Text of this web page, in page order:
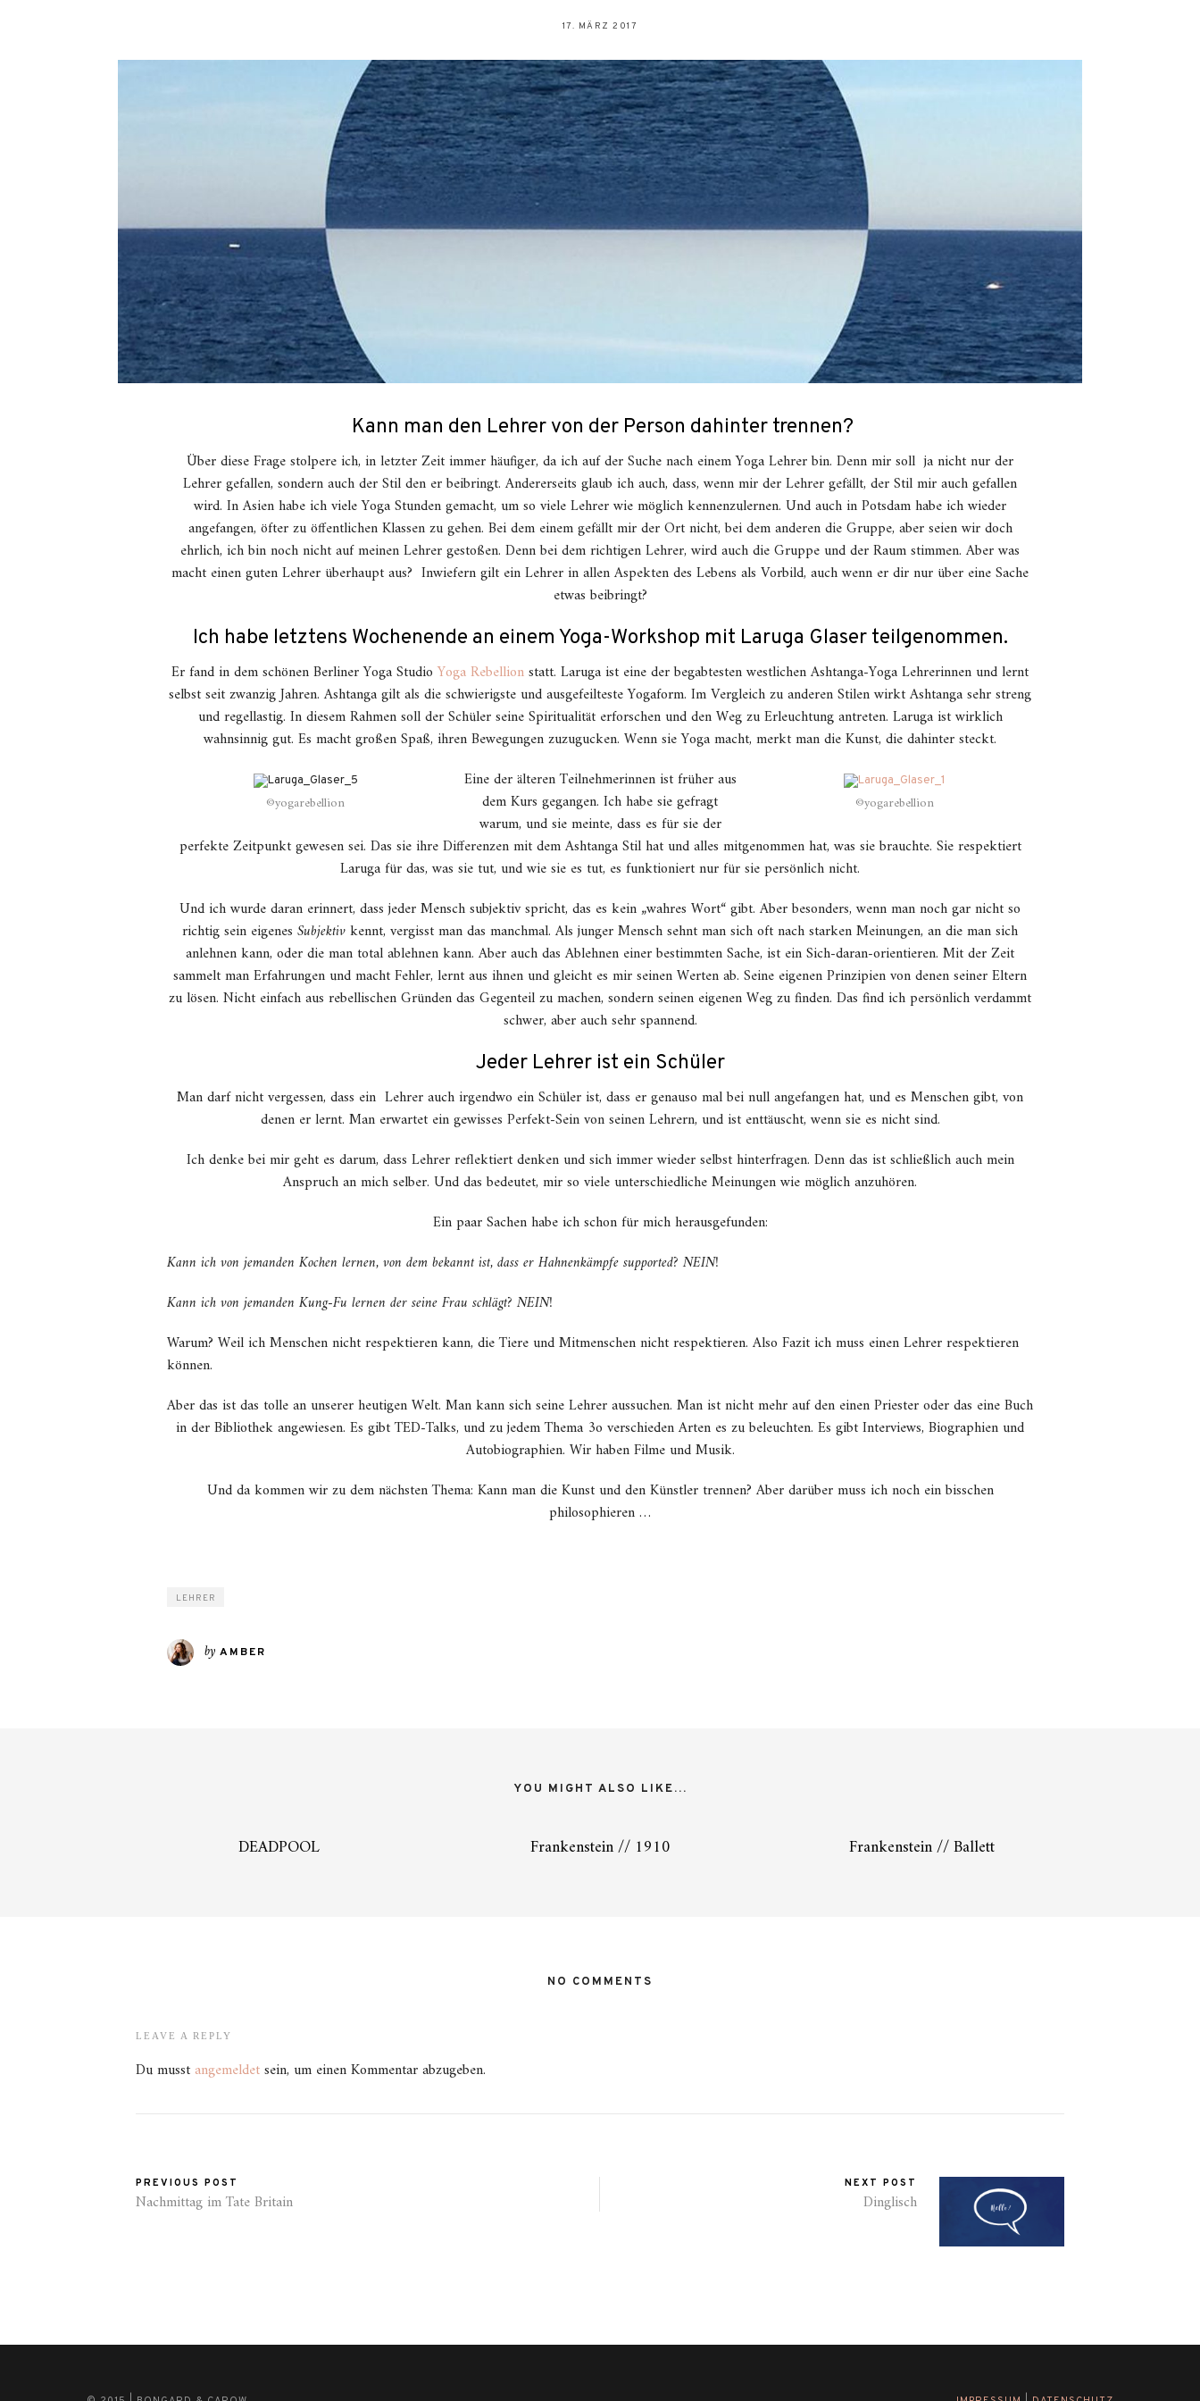
17. MÄRZ 2017
Kann man den Lehrer von der Person dahinter trennen?
Über diese Frage stolpere ich, in letzter Zeit immer häufiger, da ich auf der Suche nach einem Yoga Lehrer bin. Denn mir soll ja nicht nur der
Lehrer gefallen, sondern auch der Stil den er beibringt. Andererseits glaub ich auch, dass, wenn mir der Lehrer gefällt, der Stil mir auch gefallen
wird. In Asien habe ich viele Yoga Stunden gemacht, um so viele Lehrer wie möglich kennenzulernen. Und auch in Potsdam habe ich wieder
angefangen, öfter zu öffentlichen Klassen zu gehen. Bei dem einem gefällt mir der Ort nicht, bei dem anderen die Gruppe, aber seien wir doch
ehrlich, ich bin noch nicht auf meinen Lehrer gestoßen. Denn bei dem richtigen Lehrer, wird auch die Gruppe und der Raum stimmen. Aber was
macht einen guten Lehrer überhaupt aus? Inwiefern gilt ein Lehrer in allen Aspekten des Lebens als Vorbild, auch wenn er dir nur über eine Sache
etwas beibringt?
Ich habe letztens Wochenende an einem Yoga-Workshop mit Laruga Glaser teilgenommen.
Er fand in dem schönen Berliner Yoga StudioYoga Rebellionstatt. Laruga ist eine der begabtesten westlichen Ashtanga-Yoga Lehrerinnen und lernt
selbst seit zwanzig Jahren. Ashtanga gilt als die schwierigste und ausgefeilteste Yogaform. Im Vergleich zu anderen Stilen wirkt Ashtanga sehr streng
und regellastig. In diesem Rahmen soll der Schüler seine Spiritualität erforschen und den Weg zu Erleuchtung antreten. Laruga ist wirklich
wahnsinnig gut. Es macht großen Spaß, ihren Bewegungen zuzugucken. Wenn sie Yoga macht, merkt man die Kunst, die dahinter steckt.
©yogarebellion ©yogarebellion
Eine der älteren Teilnehmerinnen ist früher aus
dem Kurs gegangen. Ich habe sie gefragt
warum, und sie meinte, dass es für sie der
perfekte Zeitpunkt gewesen sei. Das sie ihre Differenzen mit dem Ashtanga Stil hat und alles mitgenommen hat, was sie brauchte. Sie respektiert
Laruga für das, was sie tut, und wie sie es tut, es funktioniert nur für sie persönlich nicht.
Und ich wurde daran erinnert, dass jeder Mensch subjektiv spricht, das es kein „wahres Wort“ gibt. Aber besonders, wenn man noch gar nicht so
richtig sein eigenes Subjektivkennt, vergisst man das manchmal. Als junger Mensch sehnt man sich oft nach starken Meinungen, an die man sich
anlehnen kann, oder die man total ablehnen kann. Aber auch das Ablehnen einer bestimmten Sache, ist ein Sich-daran-orientieren. Mit der Zeit
sammelt man Erfahrungen und macht Fehler, lernt aus ihnen und gleicht es mir seinen Werten ab. Seine eigenen Prinzipien von denen seiner Eltern
zu lösen. Nicht einfach aus rebellischen Gründen das Gegenteil zu machen, sondern seinen eigenen Weg zu finden. Das find ich persönlich verdammt
schwer, aber auch sehr spannend.
Jeder Lehrer ist ein Schüler
Man darf nicht vergessen, dass ein Lehrer auch irgendwo ein Schüler ist, dass er genauso mal bei null angefangen hat, und es Menschen gibt, von
denen er lernt. Man erwartet ein gewisses Perfekt-Sein von seinen Lehrern, und ist enttäuscht, wenn sie es nicht sind.
Ich denke bei mir geht es darum, dass Lehrer reflektiert denken und sich immer wieder selbst hinterfragen. Denn das ist schließlich auch mein
Anspruch an mich selber. Und das bedeutet, mir so viele unterschiedliche Meinungen wie möglich anzuhören.
Ein paar Sachen habe ich schon für mich herausgefunden:
Kann ich von jemanden Kochen lernen, von dem bekannt ist, dass er Hahnenkämpfe supported? NEIN!
Kann ich von jemanden Kung-Fu lernen der seine Frau schlägt? NEIN!
Warum? Weil ich Menschen nicht respektieren kann, die Tiere und Mitmenschen nicht respektieren. Also Fazit ich muss einen Lehrer respektieren
können.
Aber das ist das tolle an unserer heutigen Welt. Man kann sich seine Lehrer aussuchen. Man ist nicht mehr auf den einen Priester oder das eine Buch
in der Bibliothek angewiesen. Es gibt TED-Talks, und zu jedem Thema 3o verschieden Arten es zu beleuchten. Es gibt Interviews, Biographien und
Autobiographien. Wir haben Filme und Musik.
Und da kommen wir zu dem nächsten Thema: Kann man die Kunst und den Künstler trennen? Aber darüber muss ich noch ein bisschen
philosophieren …
LEHRER
by AMBER
YOU MIGHT ALSO LIKE...
DEADPOOL Frankenstein // 1910 Frankenstein // Ballett
NO COMMENTS
LEAVE A REPLY
Du musst angemeldetsein, um einen Kommentar abzugeben.
PREVIOUS POST
Nachmittag im Tate Britain
NEXT POST
Dinglisch